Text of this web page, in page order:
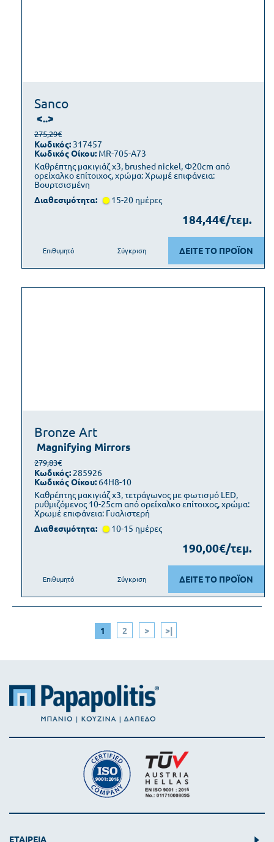
Sanco
<..>
Καθρέπτης μακιγιάζ x3, brushed nickel, Φ20cm από
ορείχαλκο επίτοιχος, χρώμα: Χρωμέ επιφάνεια:
Βουρτσισμένη
275,29€
Κωδικός: 317457
Κωδικός Οίκου: MR-705-A73
Διαθεσιμότητα: 15-20 ημέρες
184,44€/τεμ.
ΔΕΙΤΕ ΤΟ ΠΡΟΪΟΝ
Επιθυμητό Σύγκριση
Bronze Art
Magnifying Mirrors
Καθρέπτης μακιγιάζ x3, τετράγωνος με φωτισμό LED,
ρυθμιζόμενος 10-25cm από ορείχαλκο επίτοιχος, χρώμα:
Χρωμέ επιφάνεια: Γυαλιστερή
279,83€
Κωδικός: 285926
Κωδικός Οίκου: 64H8-10
Διαθεσιμότητα: 10-15 ημέρες
190,00€/τεμ.
ΔΕΙΤΕ ΤΟ ΠΡΟΪΟΝ
Επιθυμητό Σύγκριση
1 2 > >|
ΕΤΑΙΡΕΙΑ